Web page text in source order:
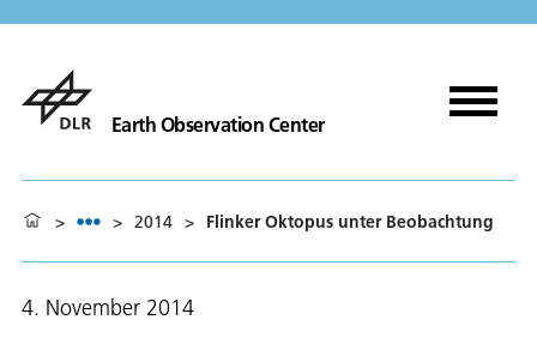
Earth Observation Center
> > 2014 > Flinker Oktopus unter Beobachtung
4. November 2014